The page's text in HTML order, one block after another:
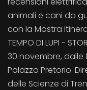
animali e cani da
con la Mostra
TEMPO DI LUPI -
30 novembre, dalle
Palazzo Pretorio.
delle Scienze di